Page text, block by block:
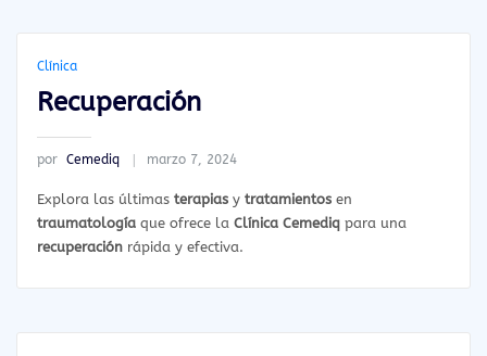
Clínica
Recuperación
por Cemediq marzo 7, 2024
Explora las últimas terapiasy tratamientosen
traumatologíaque ofrece la Clínica Cemediqpara una
recuperaciónrápida y efectiva.